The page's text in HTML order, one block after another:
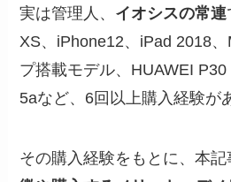
実は管理人、 イオシスの常連
XS、iPhone12、iPad 2018
プ搭載モデル、HUAWEI P30
5aなど、6回以上購入経験が
その購入経験をもとに、本記